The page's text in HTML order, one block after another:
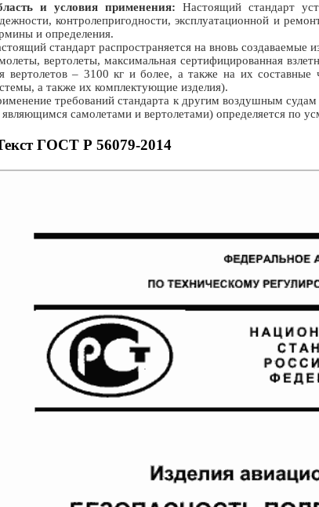
и условия применения: Настоящий стандарт
контролепригодности, эксплуатационной и
и определения.
стандарт распространяется на вновь создаваемые
вертолеты, максимальная сертифицированная
вертолетов – 3100 кг и более, а также на их
а также их комплектующие изделия).
требований стандарта к другим воздушным
являющимся самолетами и вертолетами) определяется по
ГОСТ Р 56079-2014